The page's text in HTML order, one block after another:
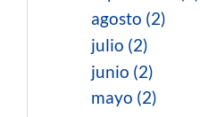
agosto (2)
julio (2)
junio (2)
mayo (2)